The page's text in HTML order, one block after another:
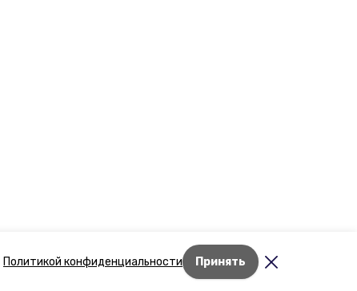
Политикой конфиденциальности Принять
Лента новостей